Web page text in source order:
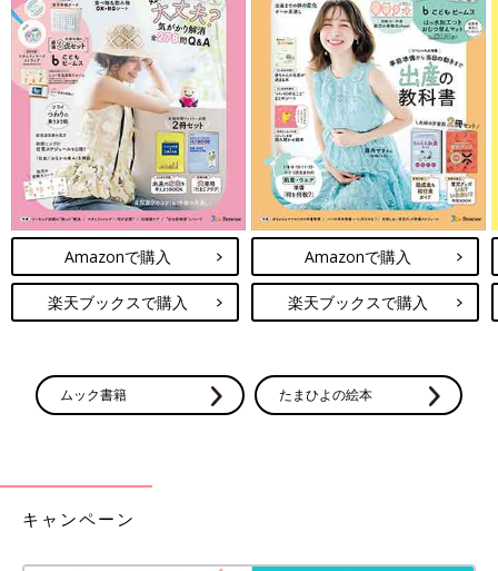
Amazonで購入
楽天ブックスで購入
Amazonで購入
楽天ブックスで購入
ムック書籍 たまひよの絵本
キャンペーン